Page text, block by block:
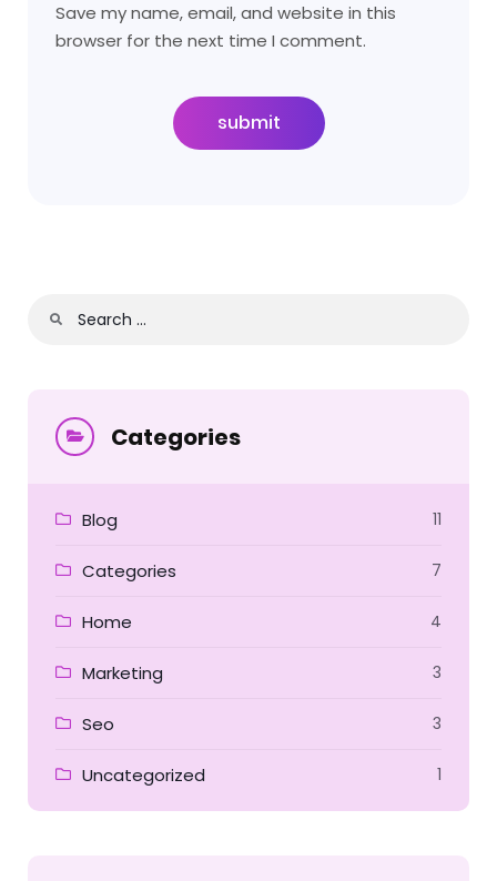
Save my name, email, and website in this
browser for the next time I comment.
submit
Search
Categories
Blog 11
Categories 7
Home 4
Marketing 3
Seo 3
Uncategorized 1